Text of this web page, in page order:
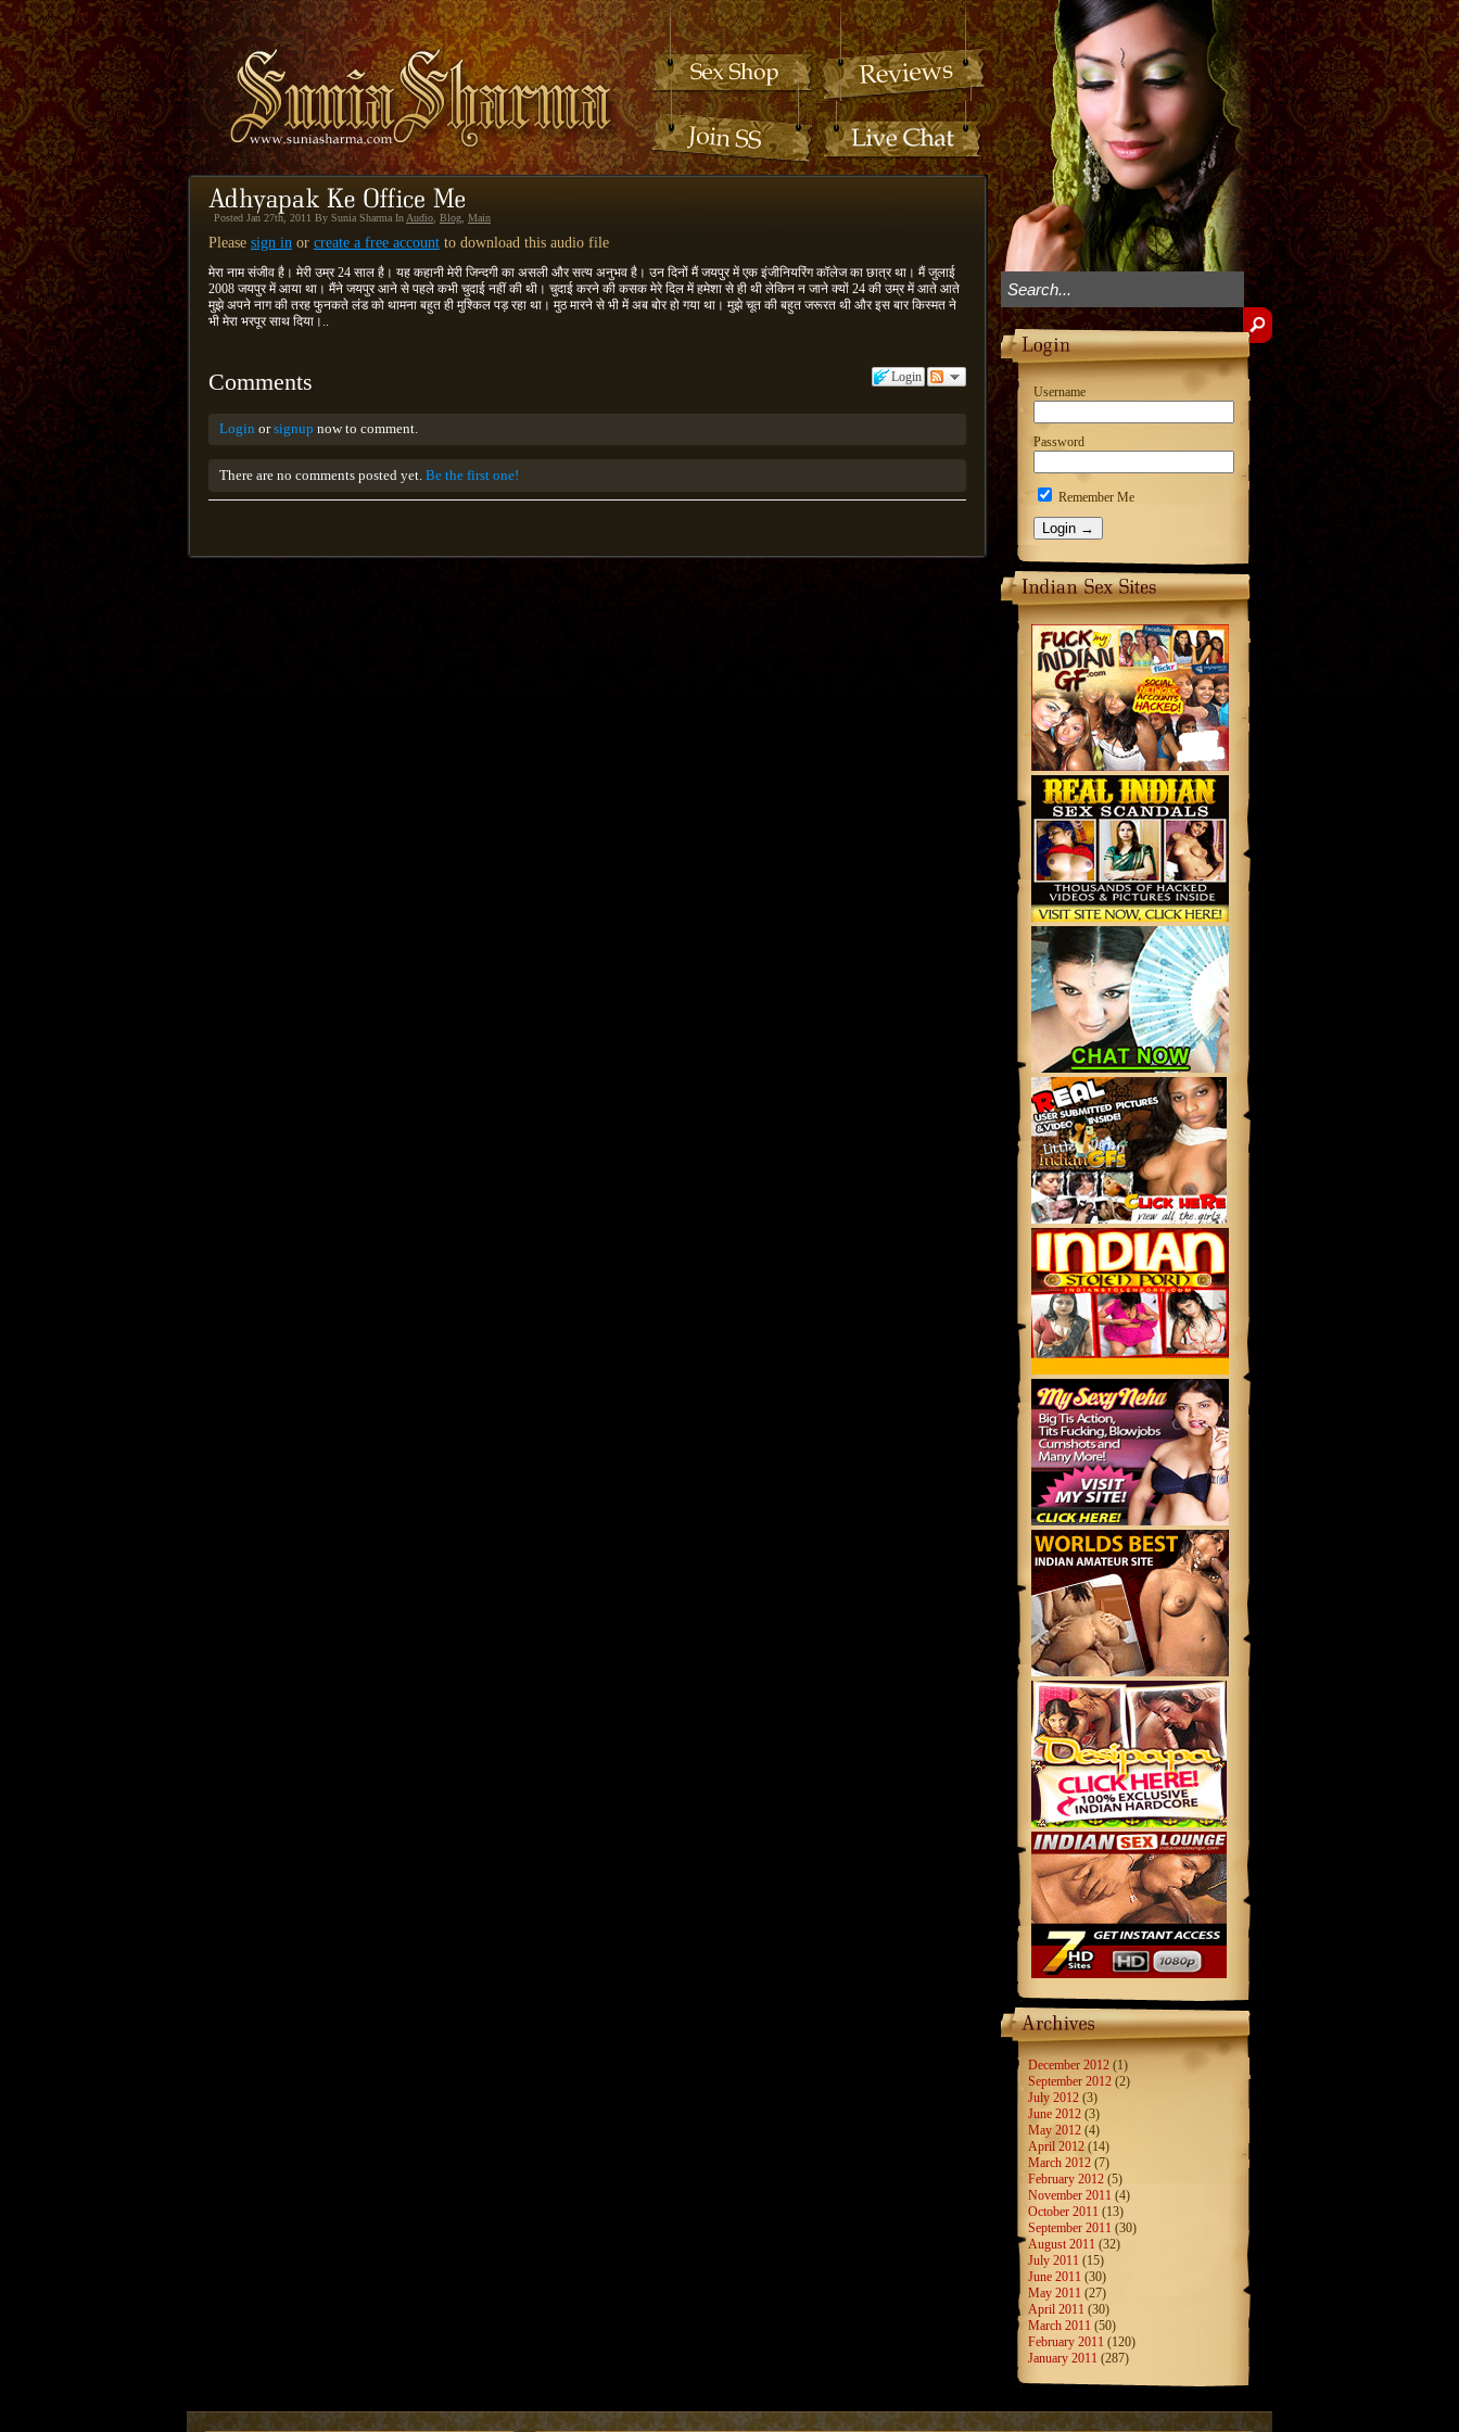
Posted Jan 27th, 2011 By Sunia Sharma In Audio Blog Main
Please sign in or create a free account to download this audio file
मेरा नाम संजीव है। मेरी उम्र 24 साल है। यह कहानी मेरी जिन्दगी का असली और सत्य अनुभव है। उन दिनों मैं जयपुर में एक इंजीनियरिंग कॉलेज का छात्र था। मैं जुलाई
2008 जयपुर में आया था। मैंने जयपुर आने से पहले कभी चुदाई नहीं की थी। चुदाई करने की कसक मेरे दिल में हमेशा से ही थी लेकिन न जाने क्यों 24 की उम्र में आते आते
मुझे अपने नाग की तरह फुनकते लंड को थामना बहुत ही मुश्किल पड़ रहा था। मुठ मारने से भी में अब बोर हो गया था। मुझे चूत की बहुत जरूरत थी और इस बार किस्मत ने
भी मेरा भरपूर साथ दिया।..
Login
Comments
Login orsignup now to comment.
There are no comments posted yet.Be the first one!
Username
Password
Remember Me
December 2012 (1)
September 2012 (2)
July 2012 (3)
June 2012 (3)
May 2012 (4)
April 2012 (14)
March 2012 (7)
February 2012 (5)
November 2011 (4)
October 2011 (13)
September 2011 (30)
August 2011 (32)
July 2011 (15)
June 2011 (30)
May 2011 (27)
April 2011 (30)
March 2011 (50)
February 2011 (120)
January 2011 (287)